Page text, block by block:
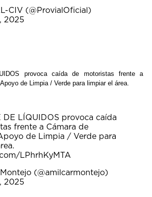
CIV (@ProvialOficial)
2025
provoca caída de motoristas frente a
de Limpia / Verde para limpiar el área.
DE LÍQUIDOS provoca caída
frente a Cámara de
de Limpia / Verde para
LPhrhKyMTA
(@amilcarmontejo)
2025